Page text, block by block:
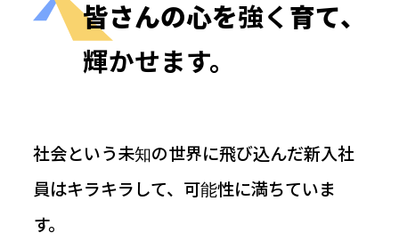
皆さんの心を強く 育て、
輝かせます。
社会という未知の世界に飛び込んだ新入社
員はキラキラして、可能性に満ちていま
す。